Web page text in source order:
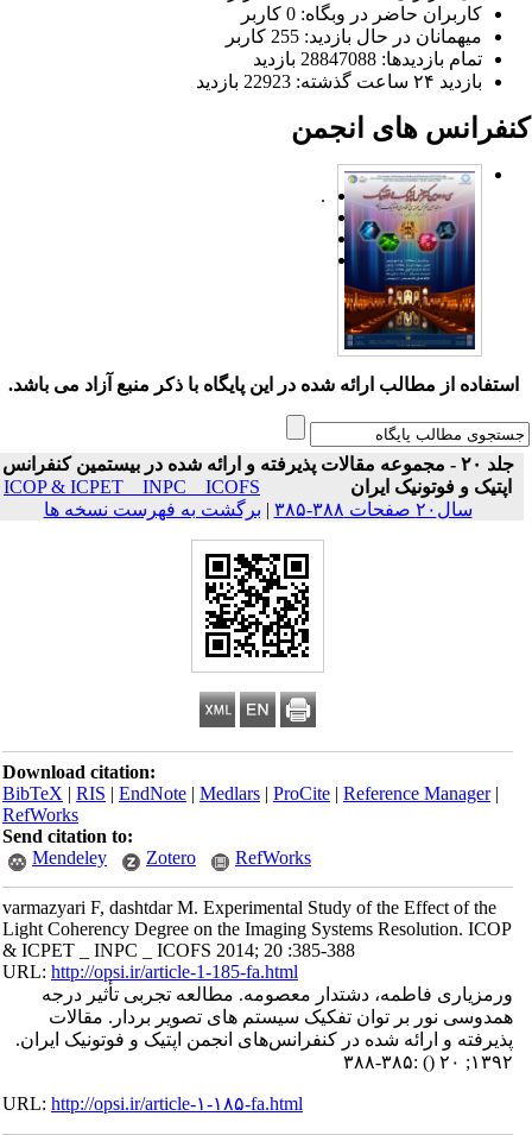
کاربران حاضر در وبگاه: 0 کاربر
میهمانان در حال بازدید: 255 کاربر
تمام بازدید‌ها: 28847088 بازدید
بازدید ۲۴ ساعت گذشته: 22923 بازدید
های انجمن
.
استفاده از مطالب ارائه شده در این پایگاه با ذکر منبع آزاد می باشد.
جلد ۲۰ - مجموعه مقالات پذیرفته و ارائه شده در بیستمین کنفرانس
اپتیک و فوتونیک ایران
ICOP & ICPET _ INPC _ ICOFS
سال۲۰ صفحات ۳۸۸-۳۸۵
|برگشت به فهرست نسخه ها
Download citation:
BibTeX|RIS|EndNote|Medlars|ProCite|Reference Manager
RefWorks
Send citation to:
Mendeley
Zotero RefWorks
varmazyari F, dashtdar M. Experimental Study of the Effect of the
Light Coherency Degree on the Imaging Systems Resolution. ICOP
& ICPET _ INPC _ ICOFS 2014; 20 :385-388
URL:http://opsi.ir/article-1-185-fa.html
ورمزیاری فاطمه، دشتدار معصومه. مطالعه تجربی تأثیر درجه
همدوسی نور بر توان تفکیک سیستم های تصویر بردار. مقالات
پذیرفته و ارائه شده در کنفرانس‌های انجمن اپتیک و فوتونیک ایران.
۱۳۹۲; ۲۰
() :۳۸۵-۳۸۸
URL:http://opsi.ir/article-۱-۱۸۵-fa.html